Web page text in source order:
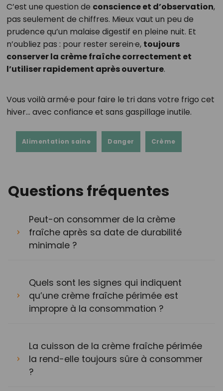
C’est une question de conscience et d’observation,
pas seulement de chiffres. Mieux vaut un peu de
prudence qu’un malaise digestif en pleine nuit. Et
n’oubliez pas : pour rester serein·e, toujours
conserver la crème fraîche correctement et
l’utiliser rapidement après ouverture.
Vous voilà armé·e pour faire le tri dans votre frigo cet
hiver… avec confiance et sans gaspillage inutile.
Alimentation saine Danger Crème
Questions fréquentes
Peut-on consommer de la crème
fraîche après sa date de durabilité
minimale ?
Quels sont les signes qui indiquent
qu’une crème fraîche périmée est
impropre à la consommation ?
La cuisson de la crème fraîche périmée
la rend-elle toujours sûre à consommer
?